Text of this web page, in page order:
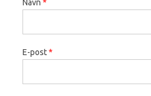
Navn *
E-post*